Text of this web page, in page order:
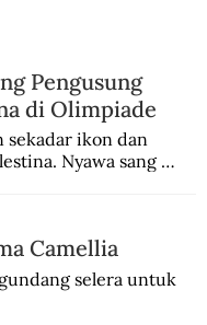
Pengusung
di Olimpiade
sekadar ikon dan
Nyawa sang
Camellia
selera untuk